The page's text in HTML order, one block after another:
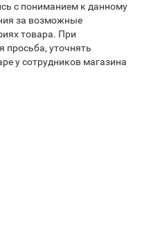
с пониманием к данному
за возможные
товара. При
просьба, уточнять
у сотрудников магазина